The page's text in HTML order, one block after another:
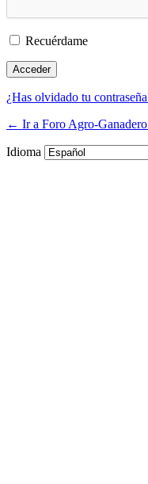
Recuérdame
¿Has olvidado tu
← Ir a Foro Agro-
Idioma